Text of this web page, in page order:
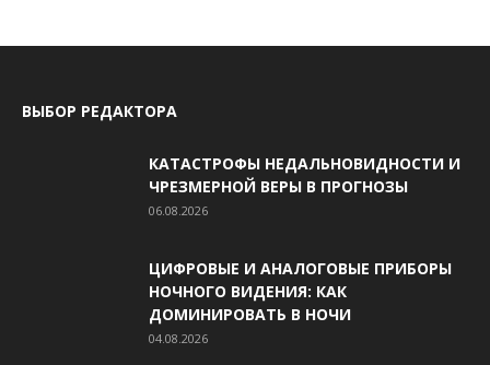
ВЫБОР РЕДАКТОРА
КАТАСТРОФЫ НЕДАЛЬНОВИДНОСТИ И
ЧРЕЗМЕРНОЙ ВЕРЫ В ПРОГНОЗЫ
06.08.2026
ЦИФРОВЫЕ И АНАЛОГОВЫЕ ПРИБОРЫ
НОЧНОГО ВИДЕНИЯ: КАК
ДОМИНИРОВАТЬ В НОЧИ
04.08.2026